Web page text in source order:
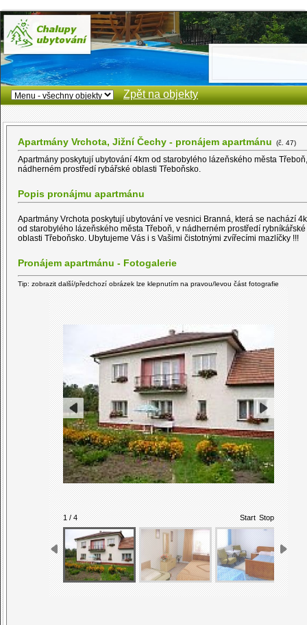
Zpět na objekty
Apartmány Vrchota, Jižní Čechy - pronájem apartmánu (č. 47)
Apartmány poskytují ubytování 4km od starobylého lázeňského města
nádherném prostředí rybářské oblasti Třeboňsko.
Popis pronájmu apartmánu
Apartmány Vrchota poskytují ubytování ve vesnici Branná, která se nachází
od starobylého lázeňského města Třeboň, v nádherném prostředí rybníkářské
oblasti Třeboňsko. Ubytujeme Vás i s Vašimi čistotnými zvířecími mazlíčky !!!
Pronájem apartmánu - Fotogalerie
Tip: zobrazit další/předchozí obrázek lze klepnutím na pravou/levou část fotografie
1 / 4 Start Stop